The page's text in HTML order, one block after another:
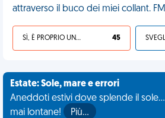
attraverso il buco dei miei collant.
SÌ, È PROPRIO UNA VDM! 45
Estate: Sole, mare e errori
Aneddoti estivi dove splende il
mai lontane!
Più…